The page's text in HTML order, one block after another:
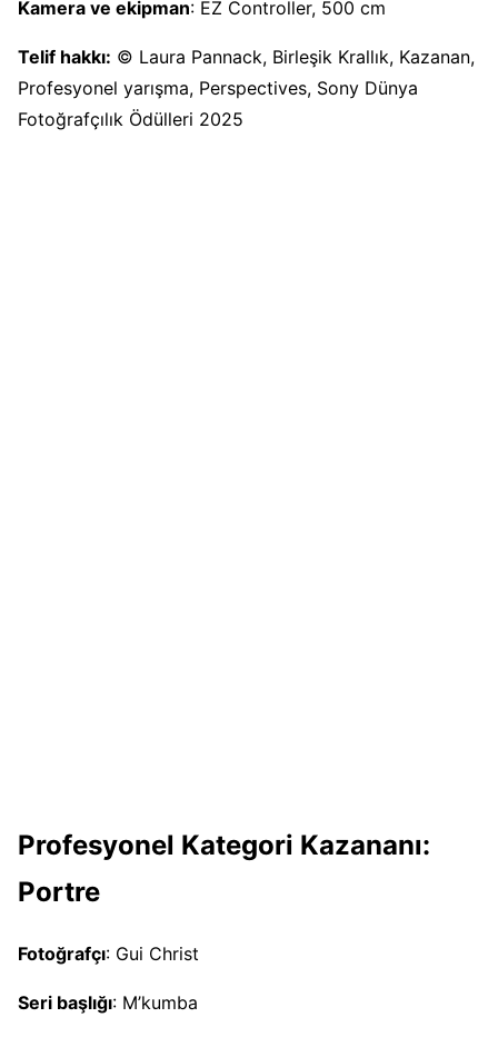
Kamera ve ekipman: EZ Controller, 500 cm
Telif hakkı: © Laura Pannack, Birleşik Krallık, Kazanan,
Profesyonel yarışma, Perspectives, Sony Dünya
Fotoğrafçılık Ödülleri 2025
Profesyonel Kategori Kazananı:
Portre
Fotoğrafçı: Gui Christ
Seri başlığı: M’kumba